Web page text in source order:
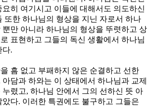
히 여기시고 이들에 대해서도 의도하신
또한 하나님의 형상을 지닌 자로서 하나
만 아니라 하나님의 형상을 뚜렷하고 상
표현하고 그들의 독신 생활에서 하나님
다.
흠 없고 부패하지 않은 순결하고 선한
담과 하와는 이 상태에서 하나님과 교제
렸고, 하나님 안에서 그의 선하신 뜻 아
다. 이러한 특권에도 불구하고 그들은